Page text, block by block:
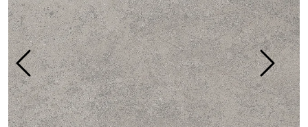
Butikker
Proff
Prosjekt
Still et spørsmål